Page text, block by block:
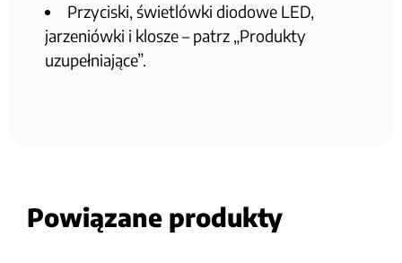
Przyciski, świetlówki diodowe LED,
jarzeniówki i klosze – patrz „Produkty
uzupełniające”.
Powiązane produkty